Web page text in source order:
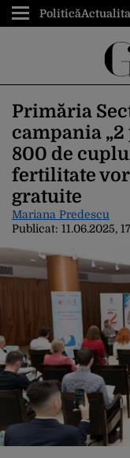
Politică
Primăria
campania
800 de
fertilitate
gratuite
Mariana Predescu
Publicat: 11.06.2025,